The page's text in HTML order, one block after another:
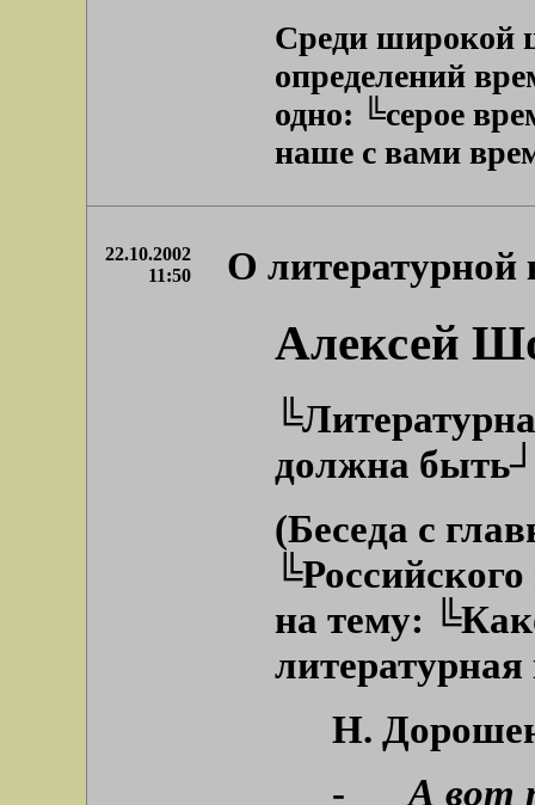
Среди широкой
определений
одно: ╚серое
наше с вами
22.10.2002
11:50
О литературной
Алексей
должна
(Беседа с
на тему:
Н.
-
А вот